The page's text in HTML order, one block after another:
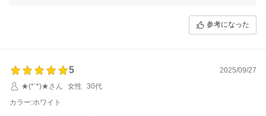
お買い上げ商品は少しでもお客様のお役に立てれば幸いです。
これからもまた何がございましたら、是非お気軽にショップまでお問い
を開始してください。
今後も変わらぬご愛顧のほど、よろしくお願いいたします。
参考になった
5
2025/09/27
★(*¨*)★さん
女性
30代
カラー:ホワイト